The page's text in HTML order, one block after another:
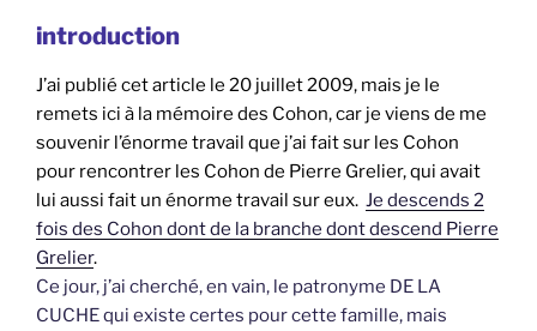
introduction
J’ai publié cet article le 20 juillet 2009, mais je le
remets ici à la mémoire des Cohon, car je viens de me
souvenir l’énorme travail que j’ai fait sur les Cohon
pour rencontrer les Cohon de Pierre Grelier, qui avait
lui aussi fait un énorme travail sur eux. Je descends 2
fois des Cohon dont de la branche dont descend Pierre
Grelier.
Ce jour, j’ai cherché, en vain, le patronyme DE LA
CUCHE qui existe certes pour cette famille, mais